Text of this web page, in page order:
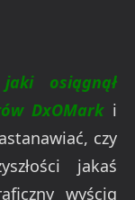
osiągnął
DxOMarki
czy
jakaś
wyścig